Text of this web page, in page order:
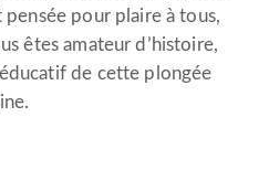
pensée pour plaire à tous,
êtes amateur d’histoire,
de cette plongée